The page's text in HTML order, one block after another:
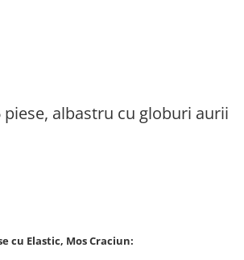
albastru cu globuri aurii
cu Elastic, Mos Craciun: